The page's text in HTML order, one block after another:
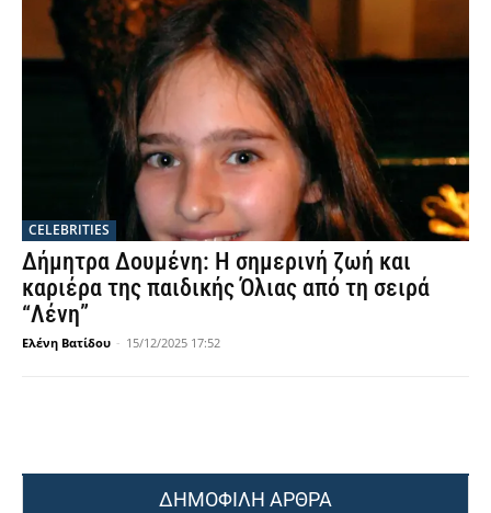
CELEBRITIES
Δήμητρα Δουμένη: Η σημερινή ζωή και
καριέρα της παιδικής Όλιας από τη σειρά
“Λένη”
Ελένη Βατίδου - 15/12/2025 17:52
ΔΗΜΟΦΙΛΗ ΑΡΘΡΑ